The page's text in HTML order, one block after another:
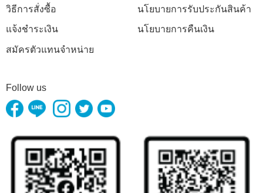
วิธีการสั่งซื้อ
แจ้งชำระเงิน
สมัครตัวแทนจำหน่าย
นโยบายการรับประกันสินค้า
นโยบายการคืนเงิน
Follow us